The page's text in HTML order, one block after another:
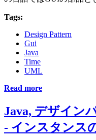
Tags:
Design Pattern
Gui
Java
Time
UML
Read more
Java, デザイン
- インスタンス